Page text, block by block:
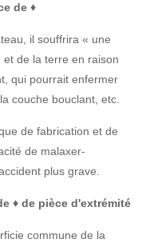
de ♦
il souffrira « une
de la terre en raison
qui pourrait enfermer
couche bouclant, etc.
de fabrication et de
de malaxer-
plus grave.
♦ de pièce d'extrémité
commune de la